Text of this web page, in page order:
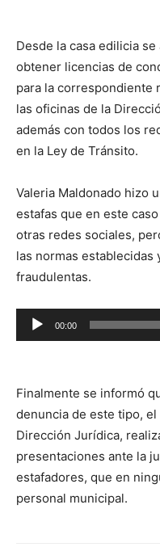
Desde la casa edilicia
obtener licencias de
para la correspondiente
las oficinas de la
además con todos los
en la Ley de Tránsito.
Valeria Maldonado hizo
estafas que en este
otras redes sociales,
las normas establecidas
fraudulentas.
Reproductor
de
00:00
Finalmente se informó
denuncia de este tipo,
Dirección Jurídica,
presentaciones ante la
estafadores, que en
personal municipal.